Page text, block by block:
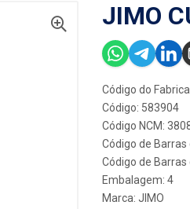
JIMO
Código do
Código: 583904
Código NCM:
Código de
Código de
Embalagem: 4
Marca: JIMO